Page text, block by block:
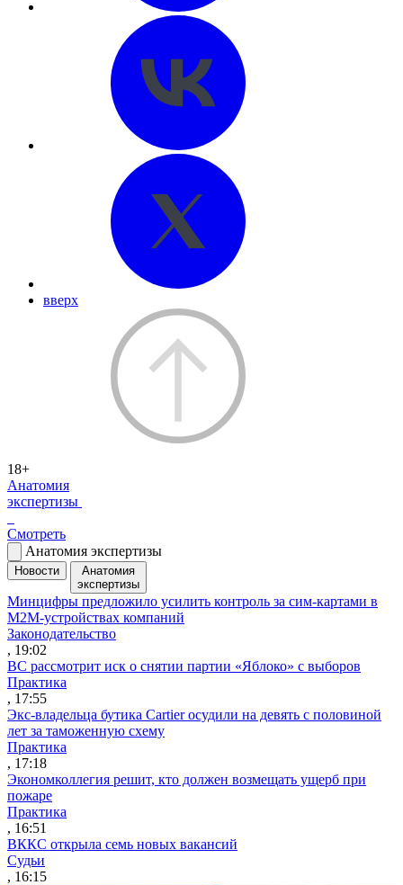
вверх
18+
Анатомия
экспертизы
Смотреть
Анатомия экспертизы
Новости
Анатомия
экспертизы
Минцифры предложило усилить контроль за сим-картами в
M2M-устройствах компаний
Законодательство
, 19:02
ВС рассмотрит иск о снятии партии «Яблоко» с выборов
Практика
, 17:55
Экс-владельца бутика Cartier осудили на девять с половиной
лет за таможенную схему
Практика
, 17:18
Экономколлегия решит, кто должен возмещать ущерб при
пожаре
Практика
, 16:51
ВККС открыла семь новых вакансий
Судьи
, 16:15